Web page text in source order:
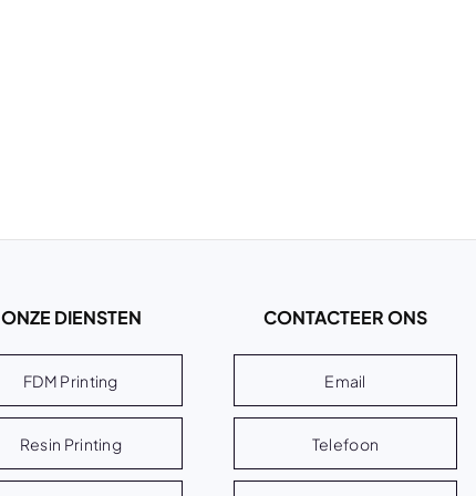
ONZE DIENSTEN
FDM Printing
Resin Printing
CONTACTEER ONS
Email
Telefoon